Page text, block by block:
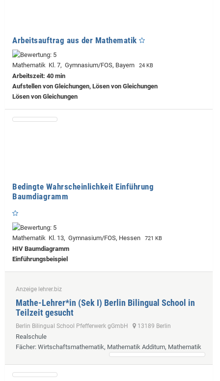
Arbeitsauftrag aus der Mathematik
Mathematik Kl. 7, Gymnasium/FOS, Bayern 24 KB
Arbeitszeit: 40 min
Aufstellen von Gleichungen, Lösen von Gleichungen
Lösen von Gleichungen
Bedingte Wahrscheinlichkeit Einführung
Baumdiagramm
Mathematik Kl. 13, Gymnasium/FOS, Hessen 721 KB
HIV Baumdiagramm
Einführungsbeispiel
Anzeige lehrer.biz
Mathe-Lehrer*in (Sek I) Berlin Bilingual School in
Teilzeit gesucht
Berlin Bilingual School Pfefferwerk gGmbH 13189 Berlin
Realschule
Fächer: Wirtschaftsmathematik, Mathematik Additum, Mathematik